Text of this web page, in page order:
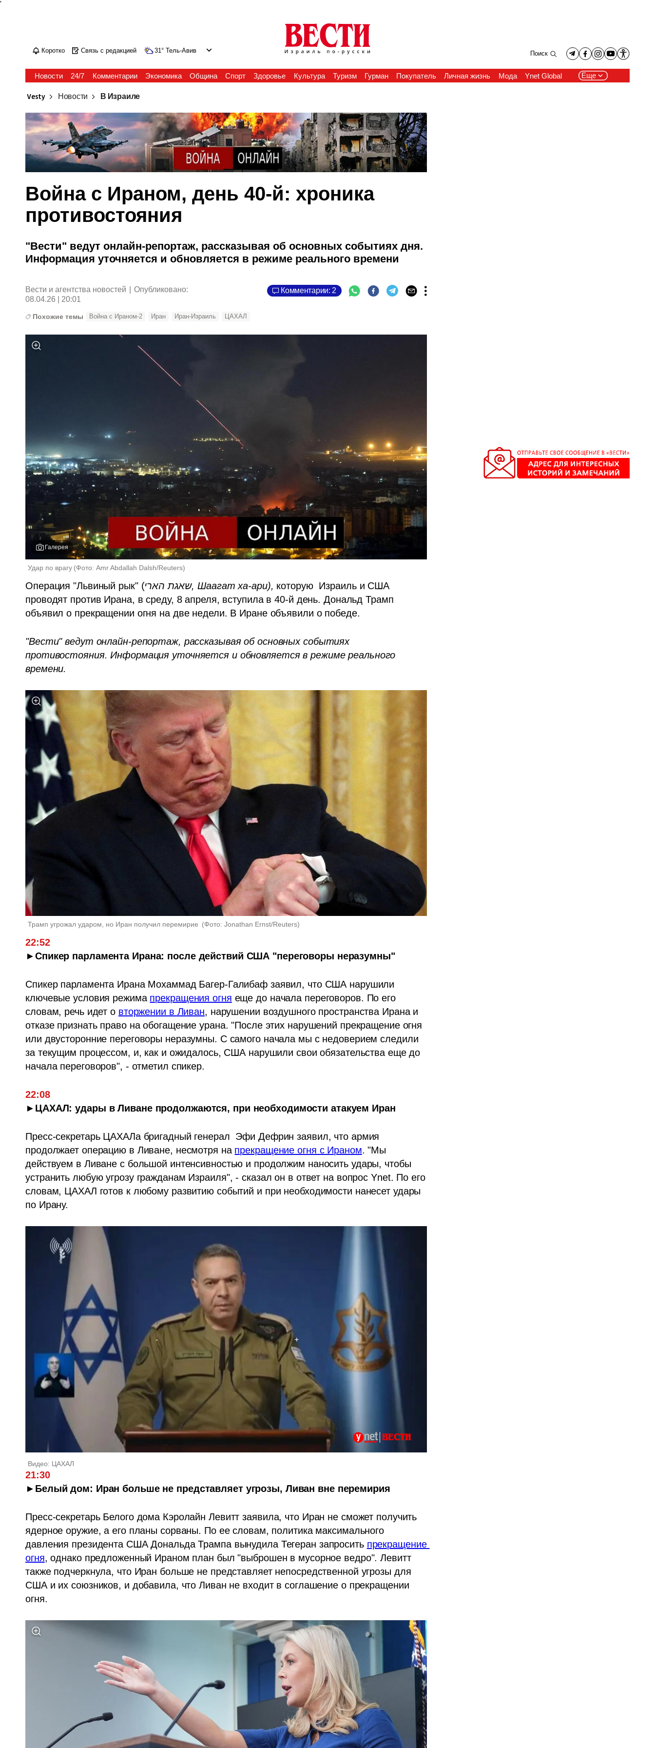
'
Коротко Связь с редакцией 31° Тель-Авив Поиск
Новости 24/7 Комментарии Экономика Община Спорт Здоровье Культура Туризм Гурман Покупатель Личная жизнь Мода Ynet Global Еще
Vesty Новости В Израиле
Война с Ираном, день 40-й: хроника
противостояния
"Вести" ведут онлайн-репортаж, рассказывая об основных событиях дня.
Информация уточняется и обновляется в режиме реального времени
Вести и агентства новостей
Опубликовано:
08.04.26 | 20:01
Комментарии: 2
Похожие темы Война с Ираном-2 Иран Иран-Израиль ЦАХАЛ
Галерея
Удар по врагу (Фото: Amr Abdallah Dalsh/Reuters)
Операция "Львиный рык" ( שאגת הארי, Шаагат ха-ари), которую  Израиль и США
проводят против Ирана, в среду, 8 апреля, вступила в 40-й день. Дональд Трамп
объявил о прекращении огня на две недели. В Иране объявили о победе.
"Вести" ведут онлайн-репортаж, рассказывая об основных событиях
противостояния. Информация уточняется и обновляется в режиме реального
времени.
Трамп угрожал ударом, но Иран получил перемирие (Фото: Jonathan Ernst/Reuters)
22:52
►Спикер парламента Ирана: после действий США "переговоры неразумны"
Спикер парламента Ирана Мохаммад Багер-Галибаф заявил, что США нарушили
ключевые условия режима прекращения огня еще до начала переговоров. По его
словам, речь идет о вторжении в Ливан, нарушении воздушного пространства Ирана и
отказе признать право на обогащение урана. "После этих нарушений прекращение огня
или двусторонние переговоры неразумны. С самого начала мы с недоверием следили
за текущим процессом, и, как и ожидалось, США нарушили свои обязательства еще до
начала переговоров", - отметил спикер.
22:08
►ЦАХАЛ: удары в Ливане продолжаются, при необходимости атакуем Иран
Пресс-секретарь ЦАХАЛа бригадный генерал  Эфи Дефрин заявил, что армия
продолжает операцию в Ливане, несмотря на прекращение огня с Ираном. "Мы
действуем в Ливане с большой интенсивностью и продолжим наносить удары, чтобы
устранить любую угрозу гражданам Израиля", - сказал он в ответ на вопрос Ynet. По его
словам, ЦАХАЛ готов к любому развитию событий и при необходимости нанесет удары
по Ирану.
Видео: ЦАХАЛ
21:30
►Белый дом: Иран больше не представляет угрозы, Ливан вне перемирия
Пресс-секретарь Белого дома Кэролайн Левитт заявила, что Иран не сможет получить
ядерное оружие, а его планы сорваны. По ее словам, политика максимального
давления президента США Дональда Трампа вынудила Тегеран запросить прекращение
огня, однако предложенный Ираном план был "выброшен в мусорное ведро". Левитт
также подчеркнула, что Иран больше не представляет непосредственной угрозы для
США и их союзников, и добавила, что Ливан не входит в соглашение о прекращении
огня.